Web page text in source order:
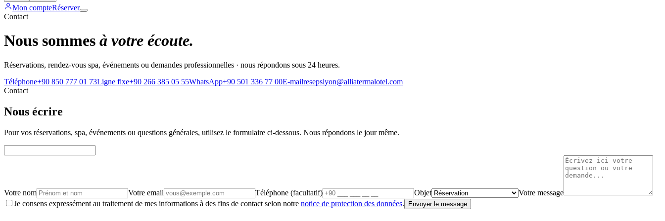
Mon compteRéserver
Contact
Nous sommes à votre écoute.
Réservations, rendez-vous spa, événements ou demandes professionnelles · nous répondons sous 24 heures.
Téléphone+90 850 777 01 73Ligne fixe+90 266 385 05 55WhatsApp+90 501 336 77 00E-mailresepsiyon@alliatermalotel.com
Contact
Nous écrire
Pour vos réservations, spa, événements ou questions générales, utilisez le formulaire ci-dessous. Nous répondons le jour même.
Votre nom Votre email Téléphone (facultatif) Objet
Votre message
Je consens expressément au traitement de mes informations à des fins de contact selon notre notice de protection des données. Envoyer le message